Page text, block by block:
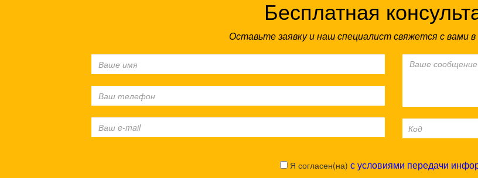
Бесплатная
Оставьте заявку и наш специалист свяжется с вами
Я согласен(на) с условиями передачи